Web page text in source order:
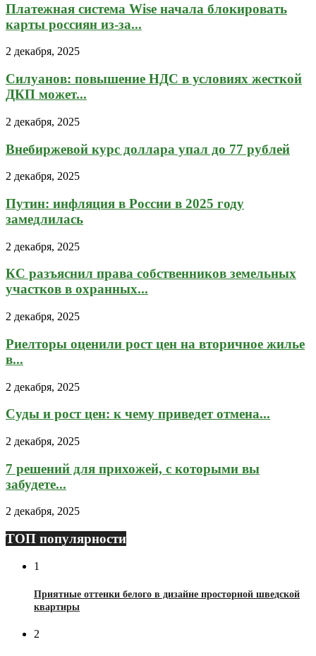
Платежная система Wise начала блокировать
карты россиян из-за...
2 декабря, 2025
Силуанов: повышение НДС в условиях жесткой
ДКП может...
2 декабря, 2025
Внебиржевой курс доллара упал до 77 рублей
2 декабря, 2025
Путин: инфляция в России в 2025 году
замедлилась
2 декабря, 2025
КС разъяснил права собственников земельных
участков в охранных...
2 декабря, 2025
Риелторы оценили рост цен на вторичное жилье
в...
2 декабря, 2025
Суды и рост цен: к чему приведет отмена...
2 декабря, 2025
7 решений для прихожей, с которыми вы
забудете...
2 декабря, 2025
ТОП популярности
1
Приятные оттенки белого в дизайне просторной шведской
квартиры
2